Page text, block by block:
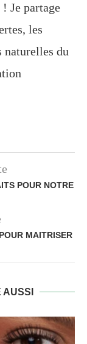
Je partage
les
naturelles du
POUR NOTRE
MAITRISER